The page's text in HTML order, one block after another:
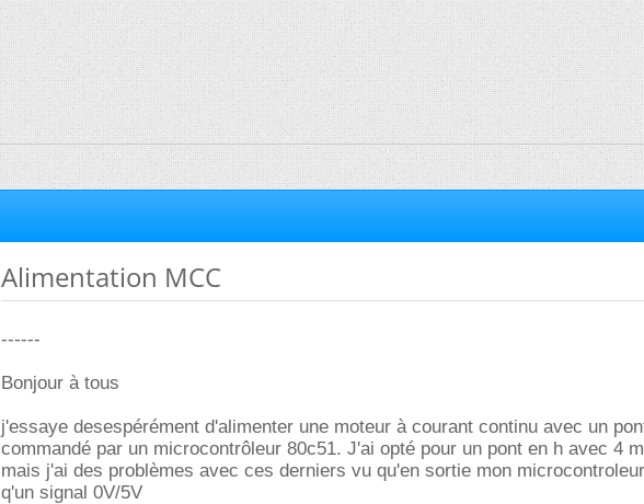
Alimentation MCC
------
Bonjour à tous
j'essaye desespérément d'alimenter une moteur à courant continu avec un
commandé par un microcontrôleur 80c51. J'ai opté pour un pont en h avec 4
mais j'ai des problèmes avec ces derniers vu qu'en sortie mon
q'un signal 0V/5V